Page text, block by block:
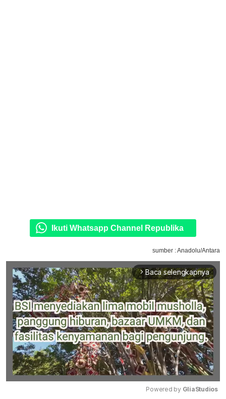
Ikuti Whatsapp Channel Republika
sumber : Anadolu/Antara
arrow_forward_ios Baca selengkapnya
Powered by GliaStudios